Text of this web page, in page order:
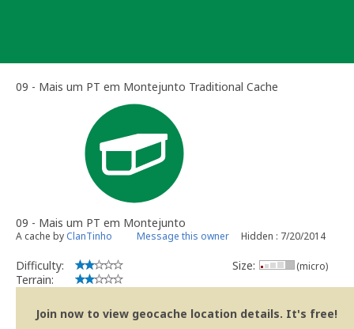
09 - Mais um PT em Montejunto Traditional Cache
09 - Mais um PT em Montejunto
A cache by ClanTinho Message this owner Hidden : 7/20/2014
Difficulty:
Terrain:
Size: (micro)
Join now to view geocache location details. It's free!